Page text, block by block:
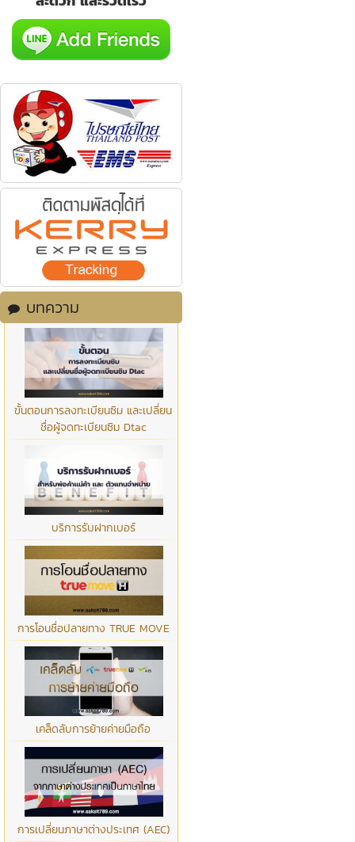
บทความ
ขั้นตอนการลงทะเบียนซิม และเปลี่ยน
ชื่อผู้จดทะเบียนซิม Dtac
บริการรับฝากเบอร์
การโอนชื่อปลายทาง TRUE MOVE
เคล็ดลับการย้ายค่ายมือถือ
การเปลี่ยนภาษาต่างประเทศ (AEC)